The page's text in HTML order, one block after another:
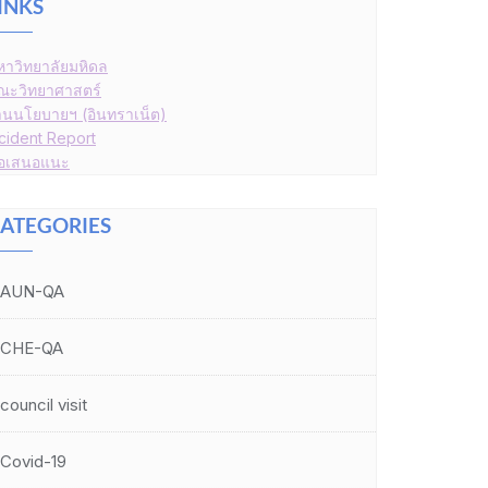
าวิทยาลัยมหิดล
ะวิทยาศาสตร์
นนโยบายฯ (อินทราเน็ต)
Report
เสนอแนะ
AUN-QA
CHE-QA
council visit
Covid-19